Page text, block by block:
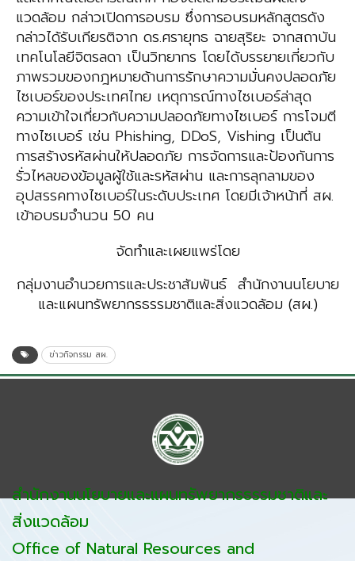
แวดล้อม กล่าวเปิดการอบรม ซึ่งการอบรมหลักสูตรดัง
กล่าวได้รับเกียรติจาก ดร.ศรายุทธ ฉายสุริยะ จากสถาบัน
เทคโนโลยีจิตรลดา เป็นวิทยากร โดยได้บรรยายเกี่ยวกับ
ภาพรวมของกฎหมายด้านการรักษาความมั่นคงปลอดภัย
ไซเบอร์ของประเทศไทย เหตุการณ์ทางไซเบอร์ล่าสุด
ความเข้าใจเกี่ยวกับความปลอดภัยทางไซเบอร์ การโจมตี
ทางไซเบอร์ เช่น Phishing, DDoS, Vishing เป็นต้น
การสร้างรหัสผ่านให้ปลอดภัย การจัดการและป้องกันการ
รั่วไหลของข้อมูลผู้ใช้และรหัสผ่าน และการลุกลามของ
อุปสรรคทางไซเบอร์ในระดับประเทศ โดยมีเจ้าหน้าที่ สผ.
เข้าอบรมจำนวน 50 คน
จัดทำและเผยแพร่โดย
กลุ่มงานอำนวยการและประชาสัมพันธ์ สำนักงานนโยบาย
และแผนทรัพยากรธรรมชาติและสิ่งแวดล้อม (สผ.)
ข่าวกิจกรรม สผ.
สำนักงานนโยบายและแผนทรัพยากรธรรมชาติและ
สิ่งแวดล้อม
Office of Natural Resources and